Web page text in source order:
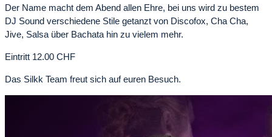
Der Name macht dem Abend allen Ehre, bei uns wird zu bestem
DJ Sound verschiedene Stile getanzt von Discofox, Cha Cha,
Jive, Salsa über Bachata hin zu vielem mehr.
Eintritt 12.00 CHF
Das Silkk Team freut sich auf euren Besuch.